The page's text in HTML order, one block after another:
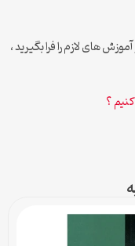
های لازم را فرا بگیرید ،
؟